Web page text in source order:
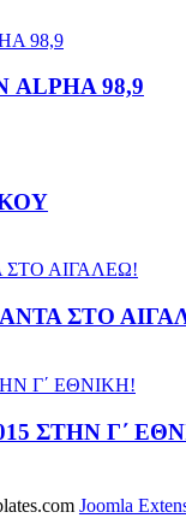
98,9
ΣΤΟ
ΣΤΗΝ Γ΄
Joomla